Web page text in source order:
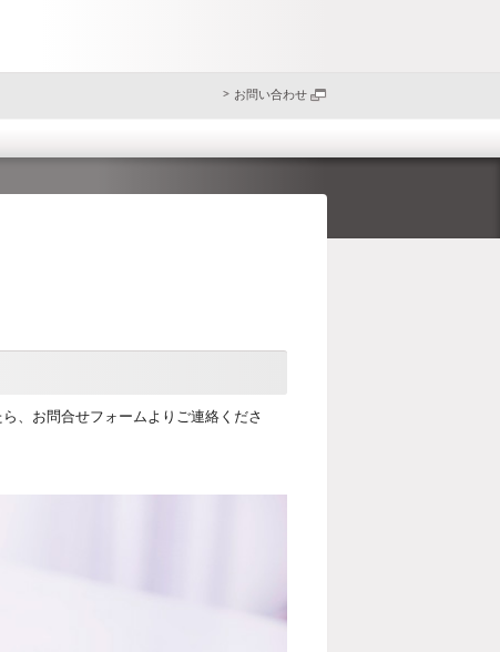
お問い合わせ
、お問合せフォームよりご連絡くださ